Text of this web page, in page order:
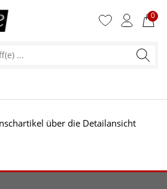
0
Ihre
über die Detailansicht